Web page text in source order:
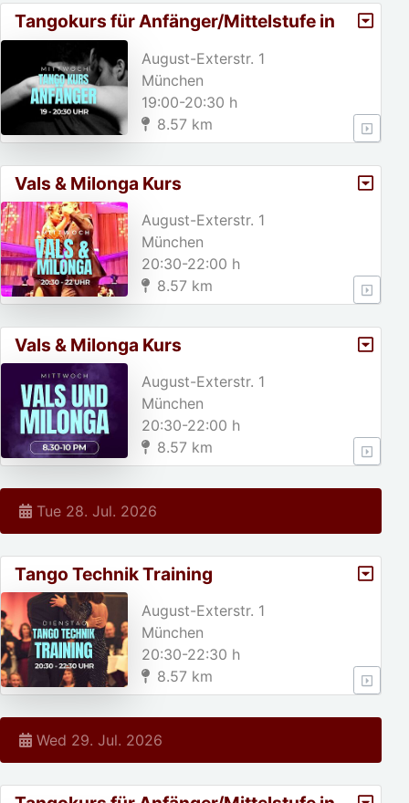
Tangokurs für Anfänger/Mittelstufe in
München
August-Exterstr. 1
München
19:00-20:30 h
8.57 km
Vals & Milonga Kurs
August-Exterstr. 1
München
20:30-22:00 h
8.57 km
Vals & Milonga Kurs
August-Exterstr. 1
München
20:30-22:00 h
8.57 km
Tue 28. Jul. 2026
Tango Technik Training
August-Exterstr. 1
München
20:30-22:30 h
8.57 km
Wed 29. Jul. 2026